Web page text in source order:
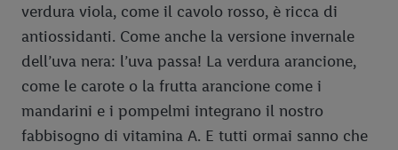
verdura viola, come il cavolo rosso, è ricca di
antiossidanti. Come anche la versione invernale
dell’uva nera: l’uva passa! La verdura arancione,
come le carote o la frutta arancione come i
mandarini e i pompelmi integrano il nostro
fabbisogno di vitamina A. E tutti ormai sanno che